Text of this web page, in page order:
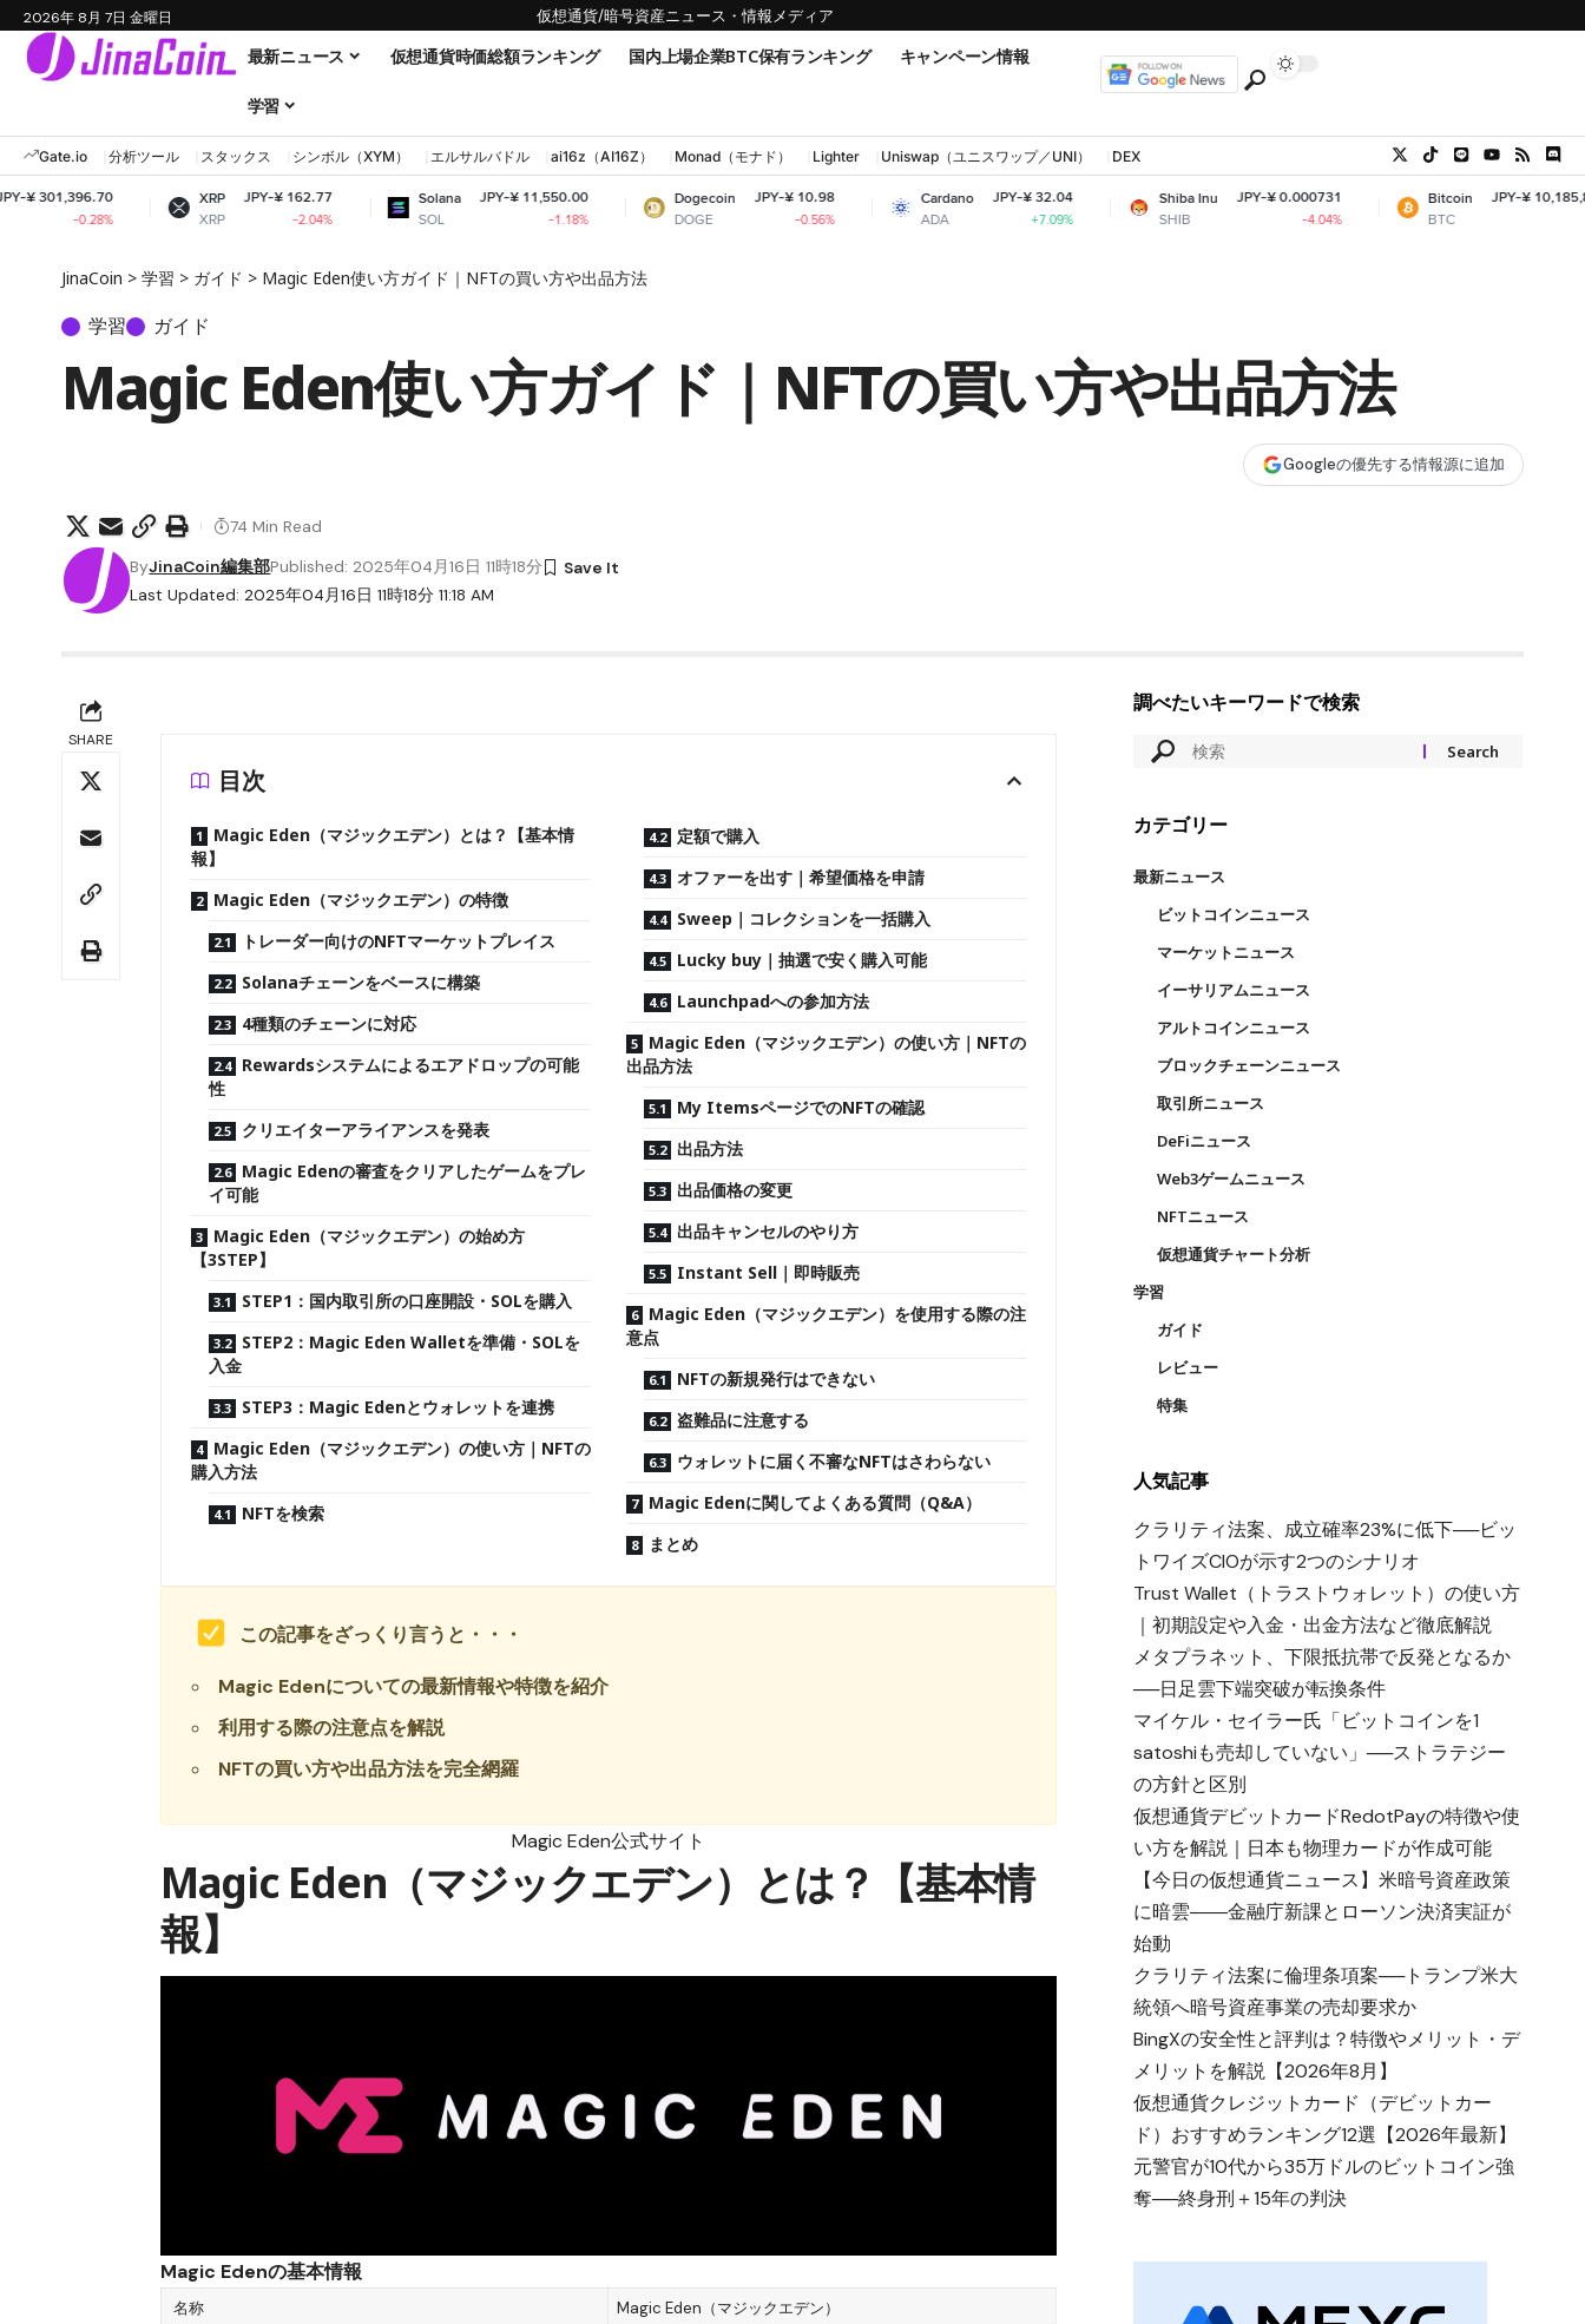
2026年 8月 7日 金曜日 仮想通貨/暗号資産ニュース・情報メディア
最新ニュース 仮想通貨時価総額ランキング 国内上場企業BTC保有ランキング キャンペーン情報
学習
Gate.io 分析ツール スタックス シンボル（XYM） エルサルバドル ai16z（AI16Z） Monad（モナド） Lighter Uniswap（ユニスワップ／UNI） DEX
XRP
XRP
JPY-¥ 162.77
-2.04%
JPY-¥ 11,550.00
Dogecoin
DOGE
JPY-¥ 10.98
-0.56%
Cardano
ADA
JPY-¥ 32.04
+7.09%
Shiba Inu
SHIB
JPY-¥ 0.000731
BTC
JPY-¥ 10,185,859.07
JinaCoin > 学習 > ガイド > Magic Eden使い方ガイド｜NFTの買い方や出品方法
学習 ガイド
Magic Eden使い方ガイド｜NFTの買い方や出品方法
Googleの優先する情報源に追加
Last Updated: 2025年04月16日 11時18分 11:18 AM
ByJinaCoin編集部Published: 2025年04月16日 11時18分
74 Min Read
SHARE
目次
Magic Eden（マジックエデン）とは？【基本情
報】
Magic Eden（マジックエデン）の特徴
トレーダー向けのNFTマーケットプレイス
Solanaチェーンをベースに構築
4種類のチェーンに対応
Rewardsシステムによるエアドロップの可能
性
クリエイターアライアンスを発表
Magic Edenの審査をクリアしたゲームをプレ
イ可能
Magic Eden（マジックエデン）の始め方
【3STEP】
STEP1：国内取引所の口座開設・SOLを購入
STEP2：Magic Eden Walletを準備・SOLを
入金
STEP3：Magic Edenとウォレットを連携
Magic Eden（マジックエデン）の使い方｜NFTの
購入方法
NFTを検索
定額で購入
オファーを出す｜希望価格を申請
Sweep｜コレクションを一括購入
Lucky buy｜抽選で安く購入可能
Launchpadへの参加方法
Magic Eden（マジックエデン）の使い方｜NFTの
出品方法
My ItemsページでのNFTの確認
出品方法
出品価格の変更
出品キャンセルのやり方
Instant Sell｜即時販売
Magic Eden（マジックエデン）を使用する際の注
意点
NFTの新規発行はできない
盗難品に注意する
ウォレットに届く不審なNFTはさわらない
Magic Edenに関してよくある質問（Q&A）
まとめ
この記事をざっくり言うと・・・
Magic Edenについての最新情報や特徴を紹介
利用する際の注意点を解説
NFTの買い方や出品方法を完全網羅
Magic Eden公式サイト
Magic Eden（マジックエデン）とは？【基本情
報】
Magic Edenの基本情報
名称 Magic Eden（マジックエデン）
調べたいキーワードで検索
カテゴリー
最新ニュース
ビットコインニュース
マーケットニュース
イーサリアムニュース
アルトコインニュース
ブロックチェーンニュース
取引所ニュース
DeFiニュース
Web3ゲームニュース
NFTニュース
仮想通貨チャート分析
学習
ガイド
レビュー
特集
人気記事
クラリティ法案、成立確率23%に低下──ビッ
トワイズCIOが示す2つのシナリオ
Trust Wallet（トラストウォレット）の使い方
｜初期設定や入金・出金方法など徹底解説
メタプラネット、下限抵抗帯で反発となるか
──日足雲下端突破が転換条件
マイケル・セイラー氏「ビットコインを1
satoshiも売却していない」──ストラテジー
の方針と区別
仮想通貨デビットカードRedotPayの特徴や使
い方を解説｜日本も物理カードが作成可能
【今日の仮想通貨ニュース】米暗号資産政策
に暗雲――金融庁新課とローソン決済実証が
始動
クラリティ法案に倫理条項案──トランプ米大
統領へ暗号資産事業の売却要求か
BingXの安全性と評判は？特徴やメリット・デ
メリットを解説【2026年8月】
仮想通貨クレジットカード（デビットカー
ド）おすすめランキング12選【2026年最新】
元警官が10代から35万ドルのビットコイン強
奪──終身刑＋15年の判決